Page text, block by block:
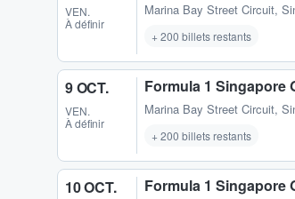
VEN.
À définir
Marina Bay Street Circuit,
+ 200 billets restants
9 OCT.
VEN.
À définir
Formula 1 Singapore
Marina Bay Street Circuit,
+ 200 billets restants
10 OCT. Formula 1 Singapore